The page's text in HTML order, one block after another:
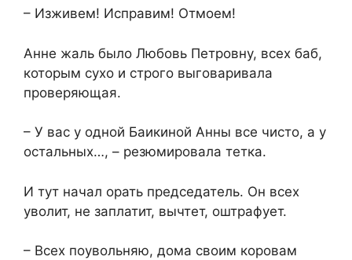
– Изживем! Исправим! Отмоем!
Анне жаль было Любовь Петровну, всех баб,
которым сухо и строго выговаривала
проверяющая.
– У вас у одной Баикиной Анны все чисто, а у
остальных…, – резюмировала тетка.
И тут начал орать председатель. Он всех
уволит, не заплатит, вычтет, оштрафует.
– Всех поувольняю, дома своим коровам